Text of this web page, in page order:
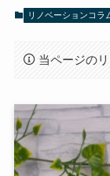
リノベーションコラ
当ページの